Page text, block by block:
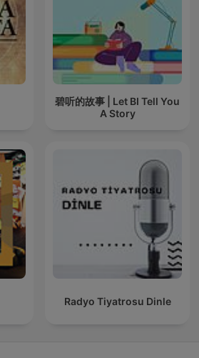
碧听的故事 | Let BI Tell You
A Story
Radyo Tiyatrosu Dinle